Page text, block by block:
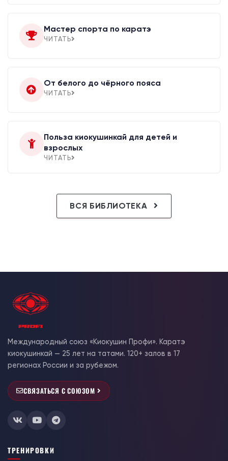
Мастер спорта по каратэ
ЧИТАТЬ
От белого до чёрного пояса
ЧИТАТЬ
Польза киокушинкай для детей и
взрослых
ЧИТАТЬ
ВСЯ БИБЛИОТЕКА
Международный союз «Киокушин Профи». Каратэ
киокушинкай — 25 лет на татами. 120+ залов в 17
регионах России и за рубежом.
СВЯЗАТЬСЯ С СОЮЗОМ
ТРЕНИРОВКИ